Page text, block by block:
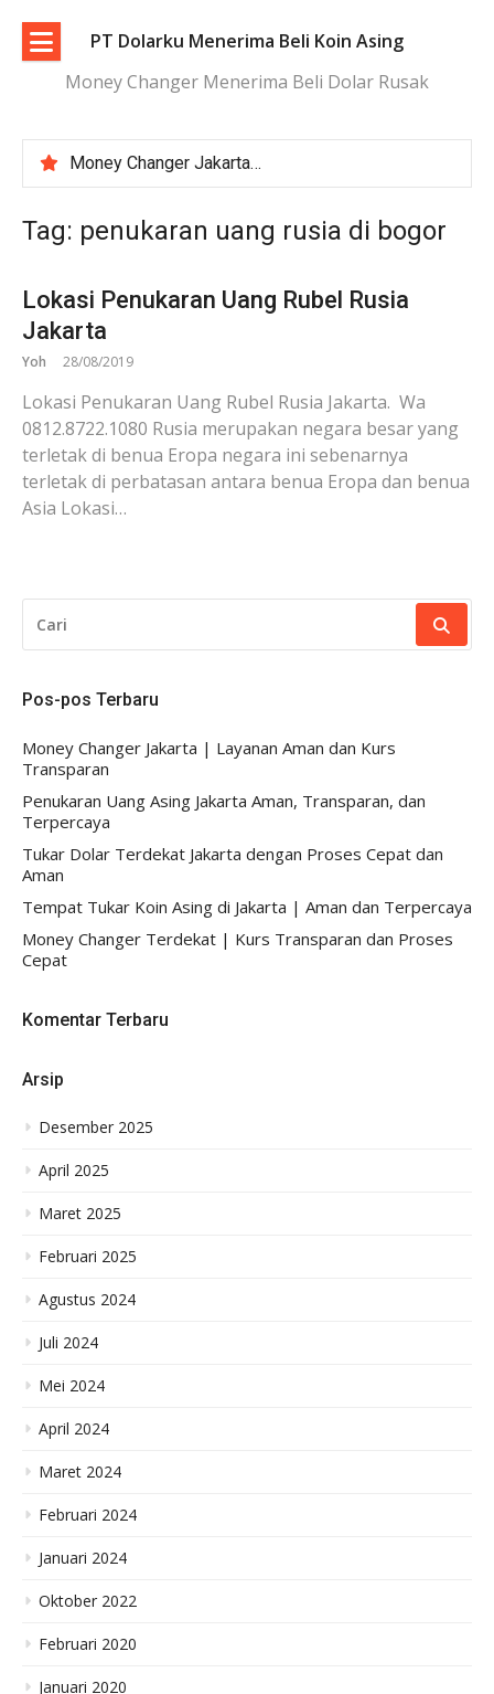
konten
PT Dolarku Menerima Beli Koin Asing
Money Changer Menerima Beli Dolar Rusak
Money Changer Jakarta | Layanan Aman dan Kurs Transparan
Penukaran Uang Asing Jakarta Aman, Transparan, dan Terpercaya
Tempat Tukar Koin Asing di Jakarta | Aman dan Terpercaya
Tag: penukaran uang rusia di bogor
Lokasi Penukaran Uang Rubel Rusia
Jakarta
Yoh 28/08/2019
Lokasi Penukaran Uang Rubel Rusia Jakarta. Wa
0812.8722.1080 Rusia merupakan negara besar yang
terletak di benua Eropa negara ini sebenarnya
terletak di perbatasan antara benua Eropa dan benua
Asia Lokasi…
UNTUK:
Pos-pos Terbaru
Money Changer Jakarta | Layanan Aman dan Kurs
Transparan
Penukaran Uang Asing Jakarta Aman, Transparan, dan
Terpercaya
Tukar Dolar Terdekat Jakarta dengan Proses Cepat dan
Aman
Tempat Tukar Koin Asing di Jakarta | Aman dan Terpercaya
Money Changer Terdekat | Kurs Transparan dan Proses
Cepat
Komentar Terbaru
Arsip
Desember 2025
April 2025
Maret 2025
Februari 2025
Agustus 2024
Juli 2024
Mei 2024
April 2024
Maret 2024
Februari 2024
Januari 2024
Oktober 2022
Februari 2020
Januari 2020